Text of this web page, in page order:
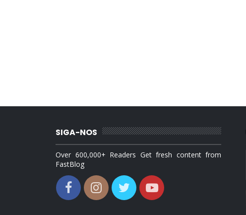
SIGA-NOS
Over 600,000+ Readers Get fresh content from
FastBlog